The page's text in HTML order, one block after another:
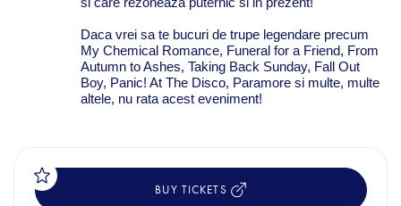
Daca vrei sa te bucuri de trupe legendare precum
My Chemical Romance, Funeral for a Friend, From
Autumn to Ashes, Taking Back Sunday, Fall Out
Boy, Panic! At The Disco, Paramore si multe, multe
altele, nu rata acest eveniment!
BUY TICKETS